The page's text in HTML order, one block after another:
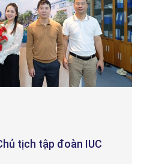
tịch tập đoàn IUC